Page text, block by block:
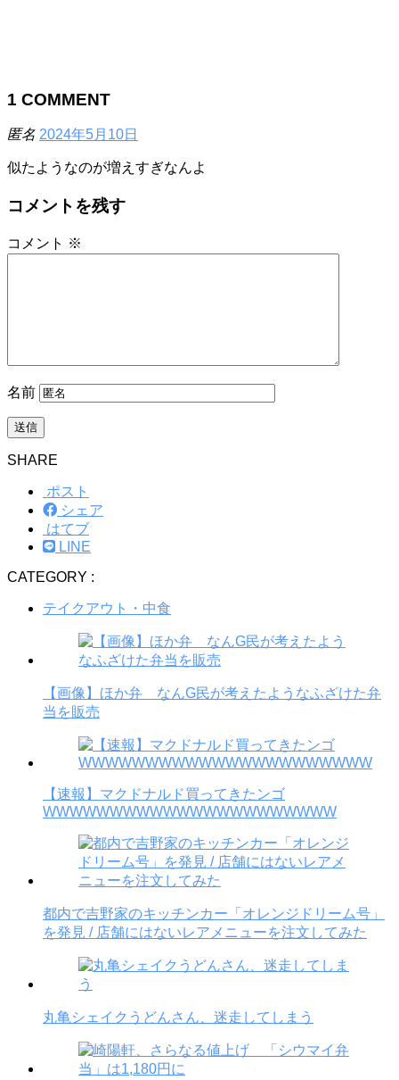
1 COMMENT
匿名 2024年5月10日
似たようなのが増えすぎなんよ
コメントを残す
コメント ※
名前
SHARE
ポスト
シェア
はてブ
LINE
CATEGORY :
テイクアウト・中食
【画像】ほか弁 なんG民が考えたようなふざけた弁
当を販売
【速報】マクドナルド買ってきたンゴ
WWWWWWWWWWWWWWWWWWWWWW
都内で吉野家のキッチンカー「オレンジドリーム号」
を発見 / 店舗にはないレアメニューを注文してみた
丸亀シェイクうどんさん、迷走してしまう